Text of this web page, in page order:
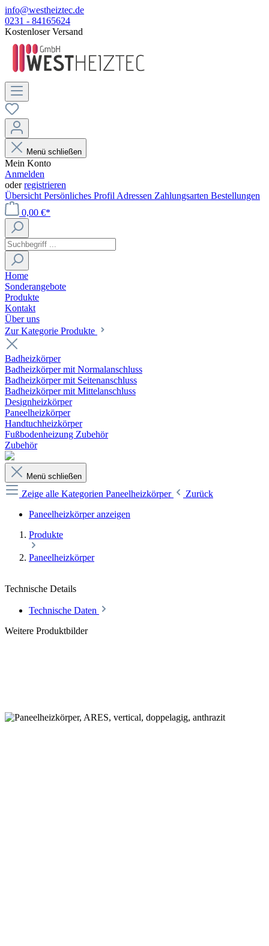
info@westheiztec.de
0231 - 84165624
Kostenloser Versand
Menü schließen
Mein Konto
Anmelden
oderregistrieren
Übersicht Persönliches Profil Adressen Zahlungsarten Bestellungen
0,00 €*
Home
Sonderangebote
Produkte
Kontakt
Über uns
Zur Kategorie Produkte
Badheizkörper
Badheizkörper mit Normalanschluss
Badheizkörper mit Seitenanschluss
Badheizkörper mit Mittelanschluss
Designheizkörper
Paneelheizkörper
Handtuchheizkörper
Fußbodenheizung Zubehör
Zubehör
Menü schließen
Zeige alle Kategorien Paneelheizkörper
Zurück
Paneelheizkörper anzeigen
Produkte
Paneelheizkörper
Technische Details
Technische Daten
Weitere Produktbilder